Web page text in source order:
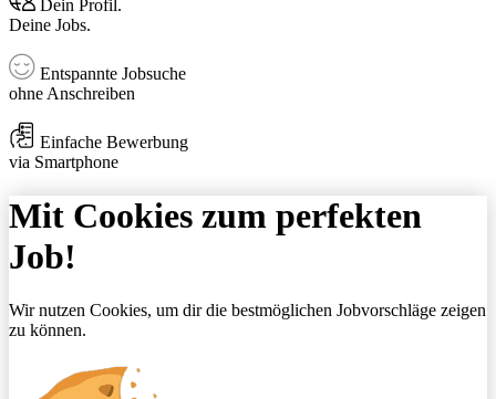
Dein Profil.
Deine Jobs.
Entspannte Jobsuche
ohne Anschreiben
Einfache Bewerbung
via Smartphone
Mit Cookies zum perfekten
Job!
Wir nutzen Cookies, um dir die bestmöglichen Jobvorschläge zeigen
zu können.